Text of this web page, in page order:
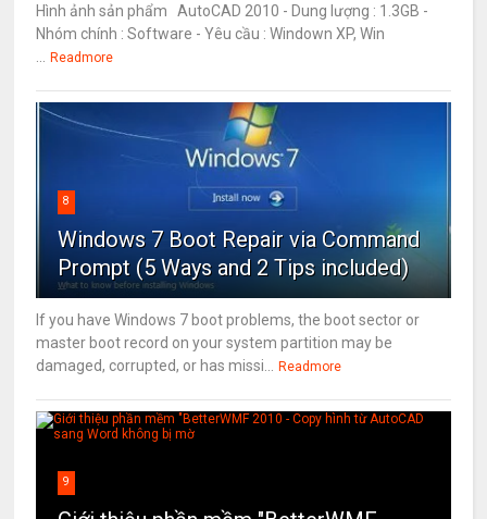
Hình ảnh sản phẩm AutoCAD 2010 - Dung lượng : 1.3GB -
Nhóm chính : Software - Yêu cầu : Windown XP, Win
Readmore
8
Windows 7 Boot Repair via Command
Prompt (5 Ways and 2 Tips included)
If you have Windows 7 boot problems, the boot sector or
master boot record on your system partition may be
damaged, corrupted, or has missi...
Readmore
9